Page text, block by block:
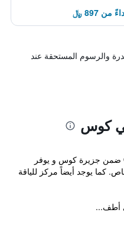
والرسوم المستحقة عند
كوس
يقع Grecotel Kos Imperial Thalasso ضمن جزيرة كوس و يوفر
خاص. كما يوجد أيضاً مركز للياقة
أطف...